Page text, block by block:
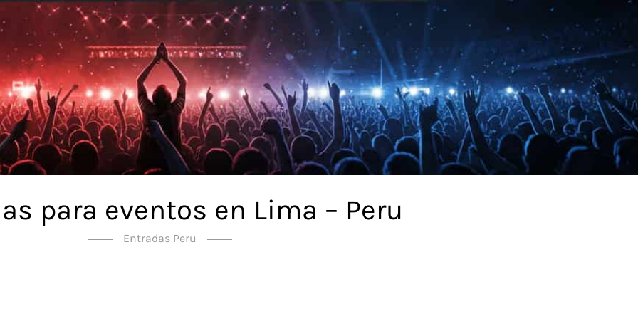
para eventos en Lima – Peru
Entradas Peru